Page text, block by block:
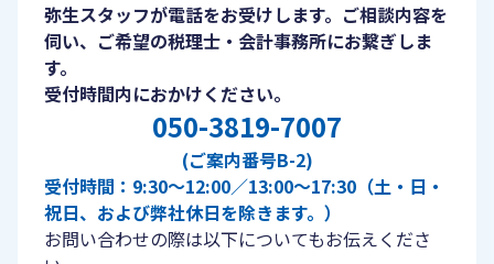
弥生スタッフが電話をお受けします。ご相談内容を
伺い、ご希望の税理士・会計事務所にお繋ぎしま
す。
受付時間内におかけください。
050-3819-7007
(ご案内番号B-2)
受付時間：9:30〜12:00／13:00〜17:30（土・日・
祝日、および弊社休日を除きます。）
お問い合わせの際は以下についてもお伝えくださ